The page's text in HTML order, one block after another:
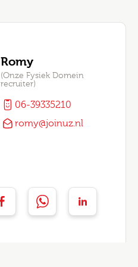
Romy
(Onze Fysiek Domein
recruiter)
06-39335210
romy@joinuz.nl